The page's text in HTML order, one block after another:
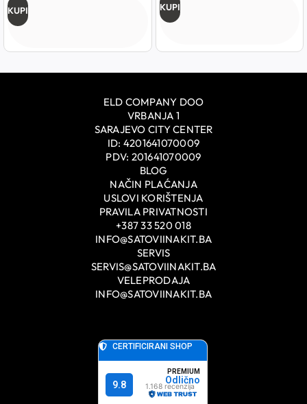
KUPI KUPI
ELD COMPANY DOO
VRBANJA 1
SARAJEVO CITY CENTER
ID: 4201641070009
PDV: 201641070009
BLOG
NAČIN PLAĆANJA
USLOVI KORIŠTENJA
PRAVILA PRIVATNOSTI
+387 33 520 018
INFO@SATOVIINAKIT.BA
SERVIS
SERVIS@SATOVIINAKIT.BA
VELEPRODAJA
INFO@SATOVIINAKIT.BA